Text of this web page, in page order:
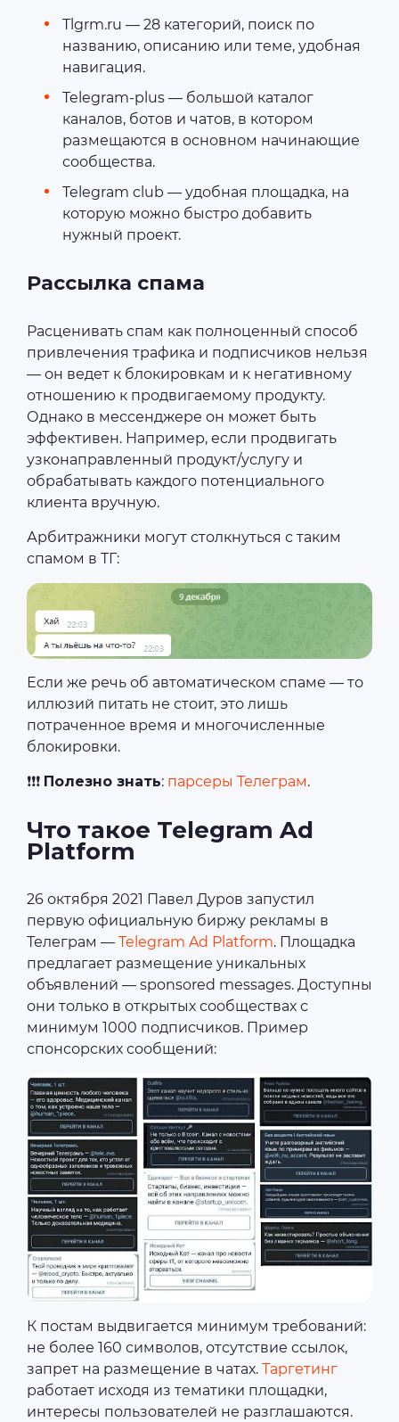
Tlgrm.ru — 28 категорий, поиск по
названию, описанию или теме, удобная
навигация.
Telegram-plus — большой каталог
каналов, ботов и чатов, в котором
размещаются в основном начинающие
сообщества.
Telegram club — удобная площадка, на
которую можно быстро добавить
нужный проект.
Рассылка спама
Расценивать спам как полноценный способ
привлечения трафика и подписчиков нельзя
— он ведет к блокировкам и к негативному
отношению к продвигаемому продукту.
Однако в мессенджере он может быть
эффективен. Например, если продвигать
узконаправленный продукт/услугу и
обрабатывать каждого потенциального
клиента вручную.
Арбитражники могут столкнуться с таким
спамом в ТГ:
Если же речь об автоматическом спаме — то
иллюзий питать не стоит, это лишь
потраченное время и многочисленные
блокировки.
❗❗❗ Полезно знать: парсеры Телеграм.
Что такое Telegram Ad
Platform
26 октября 2021 Павел Дуров запустил
первую официальную биржу рекламы в
Телеграм — Telegram Ad Platform. Площадка
предлагает размещение уникальных
объявлений — sponsored messages. Доступны
они только в открытых сообществах с
минимум 1000 подписчиков. Пример
спонсорских сообщений:
К постам выдвигается минимум требований:
не более 160 символов, отсутствие ссылок,
запрет на размещение в чатах. Таргетинг
работает исходя из тематики площадки,
интересы пользователей не разглашаются.